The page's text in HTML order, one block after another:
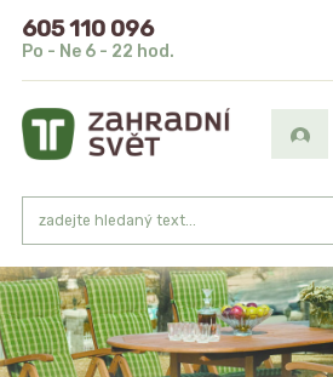
605 110 096
Po - Ne 6 - 22 hod.